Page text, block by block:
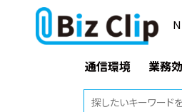
通信環境 業務